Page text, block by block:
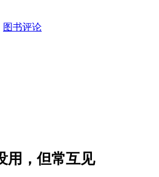
图书评论
用，但常互见